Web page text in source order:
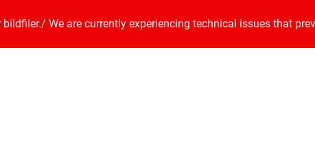
bildfiler./ We are currently experiencing technical issues that